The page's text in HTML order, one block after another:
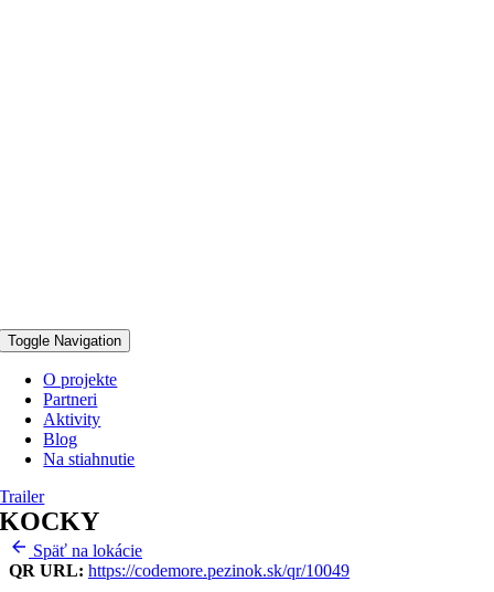
Toggle Navigation
O projekte
Partneri
Aktivity
Blog
Na stiahnutie
Trailer
KOCKY
Späť na lokácie
QR URL: https://codemore.pezinok.sk/qr/10049